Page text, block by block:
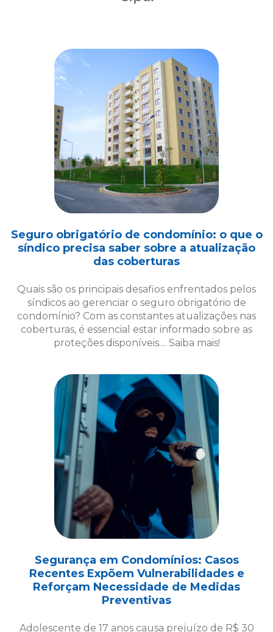
Seguro obrigatório de condomínio: o que o
síndico precisa saber sobre a atualização
das coberturas
Quais são os principais desafios enfrentados pelos
síndicos ao gerenciar o seguro obrigatório de
condomínio? Com as constantes atualizações nas
coberturas, é essencial estar informado sobre as
proteções disponíveis.... Saiba mais!
Segurança em Condomínios: Casos
Recentes Expõem Vulnerabilidades e
Reforçam Necessidade de Medidas
Preventivas
Adolescente de 17 anos causa prejuízo de R$ 30